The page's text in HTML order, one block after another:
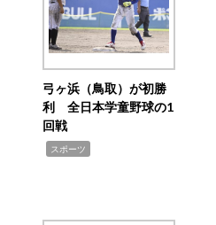
弓ヶ浜（鳥取）が初勝
利 全日本学童野球の1
回戦
スポーツ